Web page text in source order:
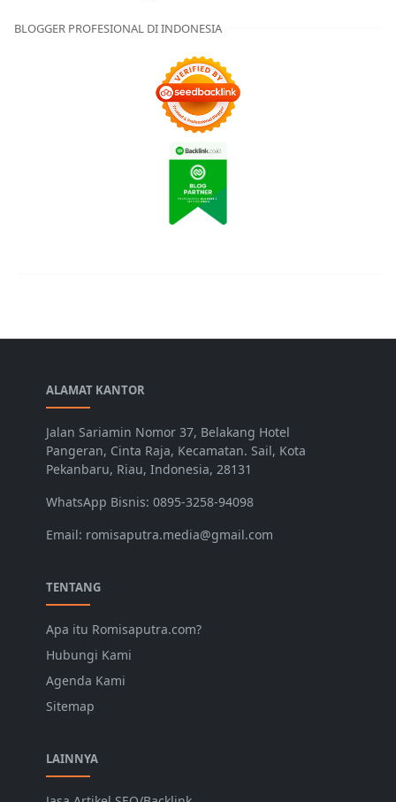
BLOGGER PROFESIONAL DI INDONESIA
ALAMAT KANTOR
Jalan Sariamin Nomor 37, Belakang Hotel
Pangeran, Cinta Raja, Kecamatan. Sail, Kota
Pekanbaru, Riau, Indonesia, 28131
WhatsApp Bisnis: 0895-3258-94098
Email: romisaputra.media@gmail.com
TENTANG
Apa itu Romisaputra.com?
Hubungi Kami
Agenda Kami
Sitemap
LAINNYA